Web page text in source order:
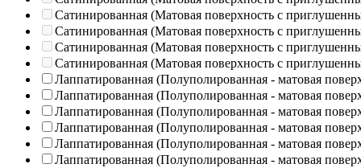
Сатинированная (Матовая поверхность с
Сатинированная (Матовая поверхность с
Сатинированная (Матовая поверхность с
Сатинированная (Матовая поверхность с
Лаппатированная (Полуполированная - матовая
Лаппатированная (Полуполированная - матовая
Лаппатированная (Полуполированная - матовая
Лаппатированная (Полуполированная - матовая
Лаппатированная (Полуполированная - матовая
Лаппатированная (Полуполированная - матовая